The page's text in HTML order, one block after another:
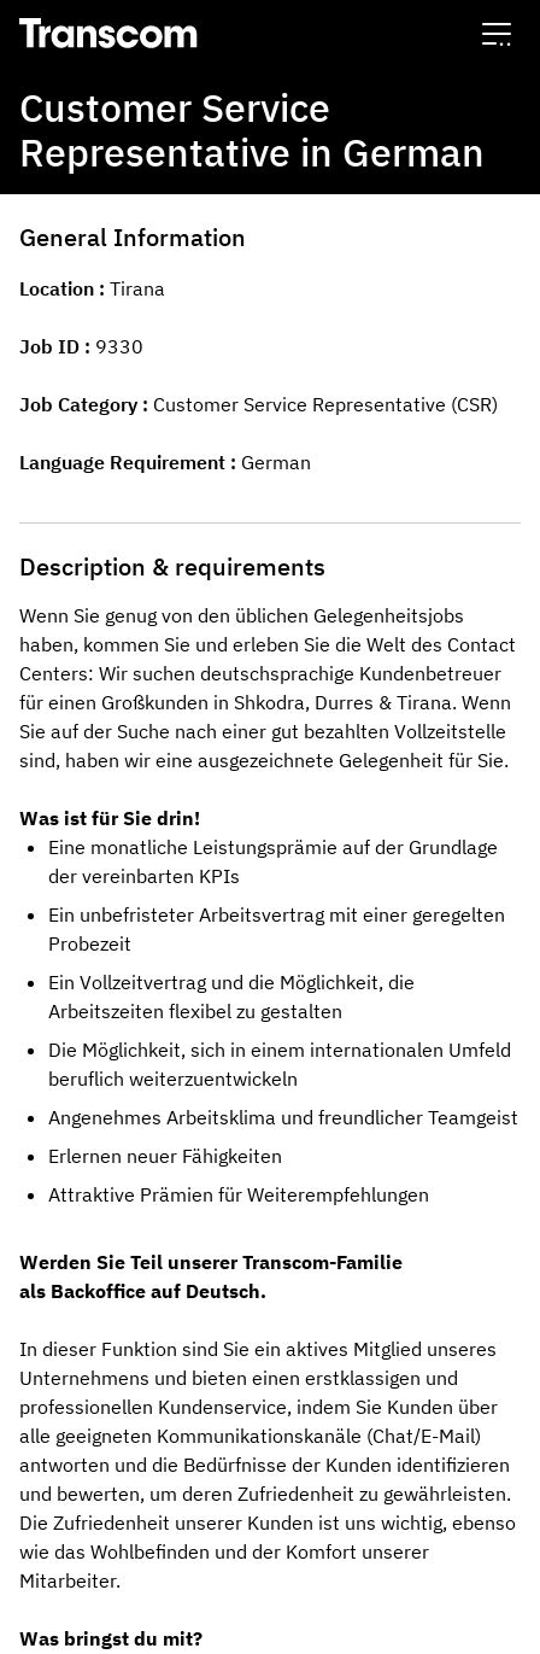
Transcom
Customer Service
Representative in German
General Information
Location Tirana
Job ID 9330
Job Category Customer Service Representative (CSR)
Language Requirement German
Description & requirements
Wenn Sie genug von den üblichen Gelegenheitsjobs
haben, kommen Sie und erleben Sie die Welt des Contact
Centers: Wir suchen deutschsprachige Kundenbetreuer
für einen Großkunden in Shkodra, Durres & Tirana. Wenn
Sie auf der Suche nach einer gut bezahlten Vollzeitstelle
sind, haben wir eine ausgezeichnete Gelegenheit für Sie.
Was ist für Sie drin!
Eine monatliche Leistungsprämie auf der Grundlage
der vereinbarten KPIs
Ein unbefristeter Arbeitsvertrag mit einer geregelten
Probezeit
Ein Vollzeitvertrag und die Möglichkeit, die
Arbeitszeiten flexibel zu gestalten
Die Möglichkeit, sich in einem internationalen Umfeld
beruflich weiterzuentwickeln
Angenehmes Arbeitsklima und freundlicher Teamgeist
Erlernen neuer Fähigkeiten
Attraktive Prämien für Weiterempfehlungen
Werden Sie Teil unserer Transcom-Familie
als Backoffice auf Deutsch.
In dieser Funktion sind Sie ein aktives Mitglied unseres
Unternehmens und bieten einen erstklassigen und
professionellen Kundenservice, indem Sie Kunden über
alle geeigneten Kommunikationskanäle (Chat/E-Mail)
antworten und die Bedürfnisse der Kunden identifizieren
und bewerten, um deren Zufriedenheit zu gewährleisten.
Die Zufriedenheit unserer Kunden ist uns wichtig, ebenso
wie das Wohlbefinden und der Komfort unserer
Mitarbeiter.
Was bringst du mit?